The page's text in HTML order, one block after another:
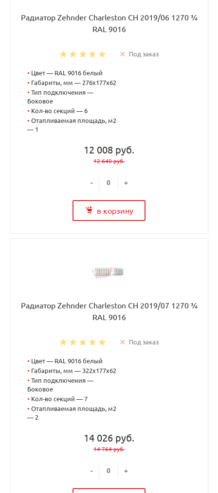
Радиатор Zehnder Charleston CH 2019/06 1270 ¾
RAL 9016
Под заказ
• Цвет — RAL 9016 белый
• Габариты, мм — 276x177x62
• Тип подключения —
Боковое
• Кол-во секций — 6
• Отапливаемая площадь, м2
— 1
12 008 руб.
12 640 руб.
- +
в корзину
Радиатор Zehnder Charleston CH 2019/07 1270 ¾
RAL 9016
Под заказ
• Цвет — RAL 9016 белый
• Габариты, мм — 322x177x62
• Тип подключения —
Боковое
• Кол-во секций — 7
• Отапливаемая площадь, м2
— 2
14 026 руб.
14 764 руб.
- +